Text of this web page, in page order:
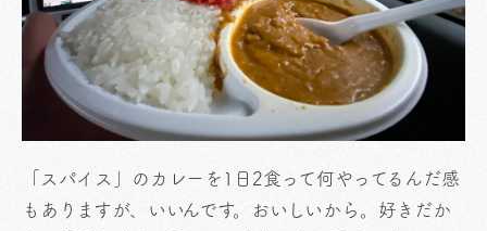
「スパイス」のカレーを1日2食って何やってるんだ感
もありますが、いいんです。おいしいから。好きだか